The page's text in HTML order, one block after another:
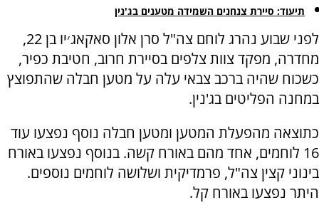
תיעוד: סיירת צנחנים השמידה מטענים בג'נין
לפני שבוע נהרג לוחם צה"ל סרן אלון סאקאג׳יו בן 22,
מחדרה, מפקד צוות צלפים בסיירת חרוב, חטיבת כפיר,
כשכוח שהיה ברכב צבאי עלה על מטען חבלה שהתפוצץ
במחנה הפליטים בג'נין.
כתוצאה מהפעלת המטען ומטען חבלה נוסף נפצעו עוד
16 לוחמים, אחד מהם באורח קשה. בנוסף נפצעו באורח
בינוני קצין צה"ל, פרמדיקית ושלושה לוחמים נוספים.
היתר נפצעו באורח קל.